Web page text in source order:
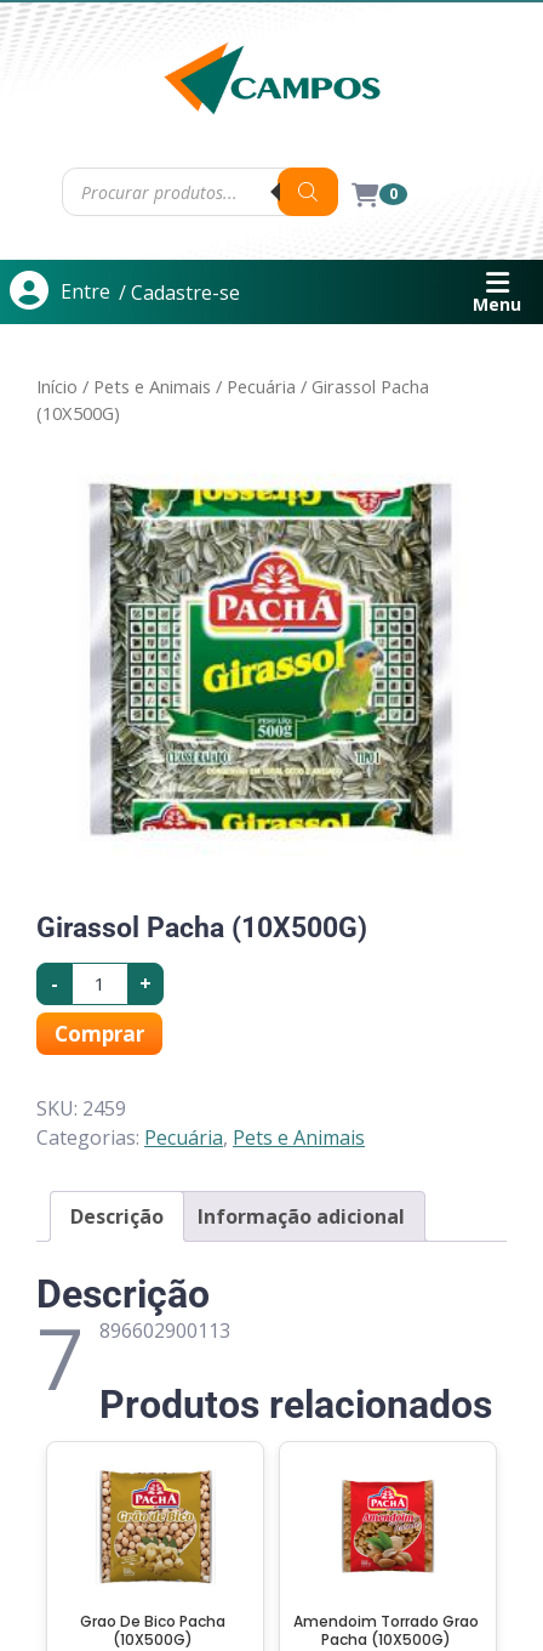
0
Entre / Cadastre-se Menu
Início / Pets e Animais / Pecuária / Girassol Pacha
(10X500G)
Girassol Pacha (10X500G)
- +
Comprar
SKU: 2459
Categorias: Pecuária, Pets e Animais
Descrição Informação adicional
Descrição
7 896602900113
Produtos relacionados
Grao De Bico Pacha
(10X500G)
Amendoim Torrado Grao
Pacha (10X500G)